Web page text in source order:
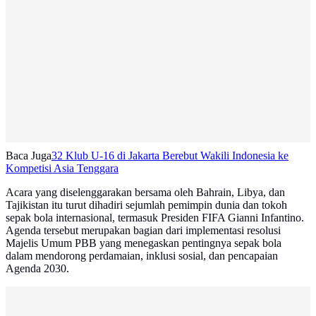
Baca Juga32 Klub U-16 di Jakarta Berebut Wakili Indonesia ke
Kompetisi Asia Tenggara
Acara yang diselenggarakan bersama oleh Bahrain, Libya, dan
Tajikistan itu turut dihadiri sejumlah pemimpin dunia dan tokoh
sepak bola internasional, termasuk Presiden FIFA Gianni Infantino.
Agenda tersebut merupakan bagian dari implementasi resolusi
Majelis Umum PBB yang menegaskan pentingnya sepak bola
dalam mendorong perdamaian, inklusi sosial, dan pencapaian
Agenda 2030.